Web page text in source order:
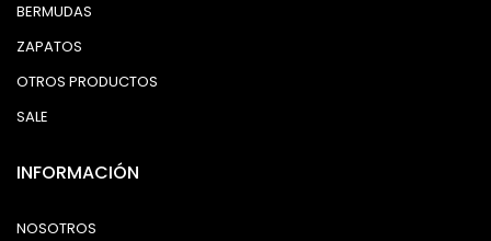
BERMUDAS
ZAPATOS
OTROS PRODUCTOS
SALE
INFORMACIÓN
NOSOTROS